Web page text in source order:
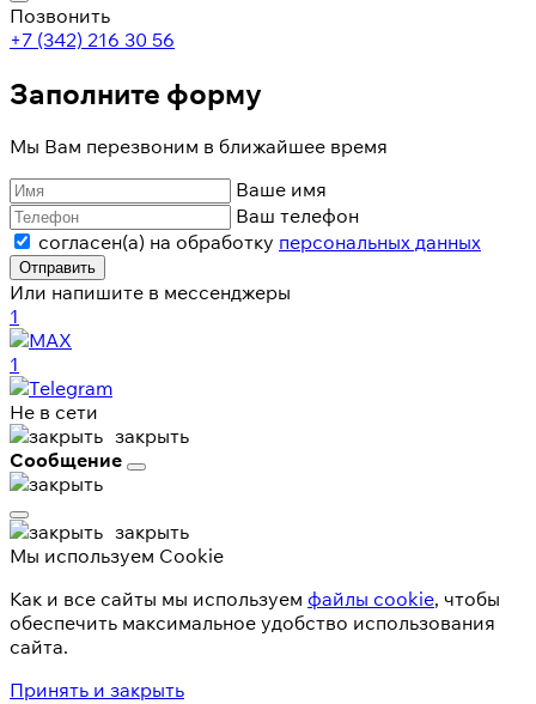
Позвонить
+7 (342) 216 30 56
Заполните форму
Мы Вам перезвоним в ближайшее время
Ваше имя
Ваш телефон
согласен(а) на обработку персональных данных
Отправить
Или напишите в мессенджеры
1
1
Не в сети
закрыть
Сообщение
закрыть
Мы используем Cookie
Как и все сайты мы используем файлы cookie, чтобы
обеспечить максимальное удобство использования
сайта.
Принять и закрыть